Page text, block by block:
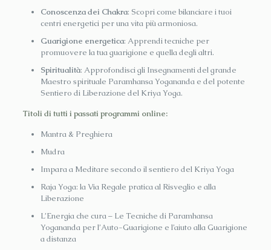
Conoscenza dei Chakra: Scopri come bilanciare i tuoi
centri energetici per una vita più armoniosa.
Guarigione energetica: Apprendi tecniche per
promuovere la tua guarigione e quella degli altri.
Spiritualità: Approfondisci gli Insegnamenti del grande
Maestro spirituale Paramhansa Yogananda e del potente
Sentiero di Liberazione del Kriya Yoga.
Titoli di tutti i passati programmi online:
Mantra & Preghiera
Mudra
Impara a Meditare secondo il sentiero del Kriya Yoga
Raja Yoga: la Via Regale pratica al Risveglio e alla
Liberazione
L’Energia che cura – Le Tecniche di Paramhansa
Yogananda per l’Auto-Guarigione e l’aiuto alla Guarigione
a distanza